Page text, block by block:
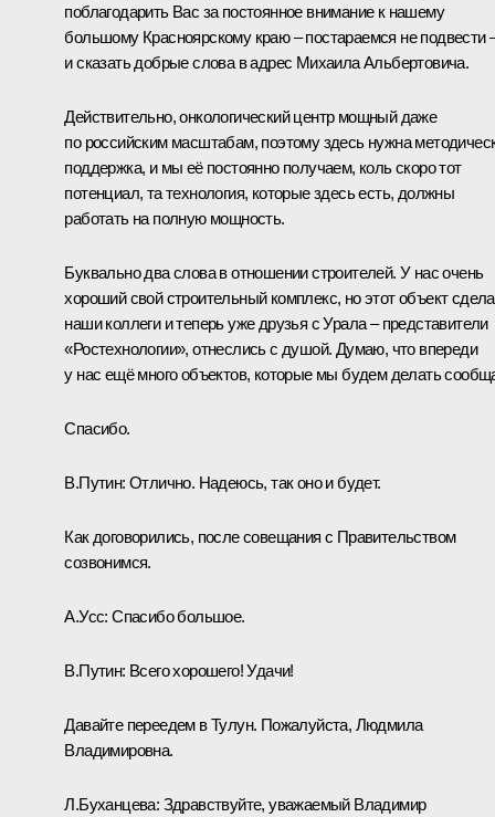
поблагодарить Вас за постоянное внимание к нашему
большому Красноярскому краю – постараемся не подвести
и сказать добрые слова в адрес Михаила Альбертовича.
Действительно, онкологический центр мощный даже
по российским масштабам, поэтому здесь нужна
поддержка, и мы её постоянно получаем, коль скоро тот
потенциал, та технология, которые здесь есть, должны
работать на полную мощность.
Буквально два слова в отношении строителей. У нас очень
хороший свой строительный комплекс, но этот объект
наши коллеги и теперь уже друзья с Урала – представители
«Ростехнологии», отнеслись с душой. Думаю, что впереди
у нас ещё много объектов, которые мы будем делать
Спасибо.
В.Путин: Отлично. Надеюсь, так оно и будет.
Как договорились, после совещания с Правительством
созвонимся.
А.Усс: Спасибо большое.
В.Путин: Всего хорошего! Удачи!
Давайте переедем в Тулун. Пожалуйста, Людмила
Владимировна.
Л.Буханцева: Здравствуйте, уважаемый Владимир